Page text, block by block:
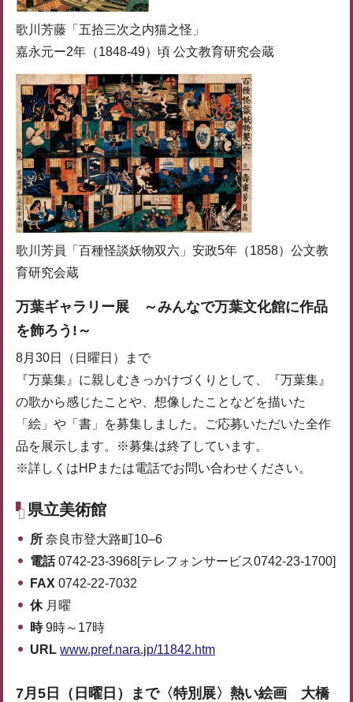
歌川芳藤「五拾三次之内猫之怪」
嘉永元ー2年（1848-49）頃 公文教育研究会蔵
歌川芳員「百種怪談妖物双六」安政5年（1858）公文教
育研究会蔵
万葉ギャラリー展 ～みんなで万葉文化館に作品
を飾ろう!～
8月30日（日曜日）まで
『万葉集』に親しむきっかけづくりとして、『万葉集』
の歌から感じたことや、想像したことなどを描いた
「絵」や「書」を募集しました。ご応募いただいた全作
品を展示します。※募集は終了しています。
※詳しくはHPまたは電話でお問い合わせください。
県立美術館
所 奈良市登大路町10‒6
電話0742-23-3968[テレフォンサービス0742-23-1700]
FAX 0742-22-7032
休月曜
時9時～17時
URL www.pref.nara.jp/11842.htm
7月5日（日曜日）まで〈特別展〉熱い絵画 大橋